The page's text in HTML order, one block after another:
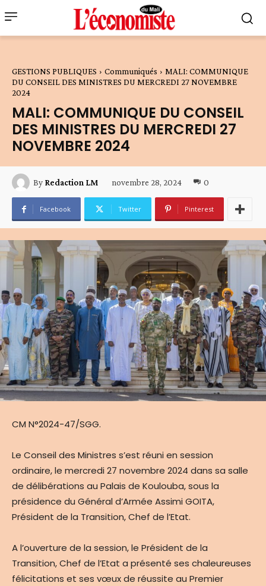
GESTIONS PUBLIQUES Communiqués
MALI: COMMUNIQUE
DU CONSEIL DES MINISTRES DU MERCREDI 27 NOVEMBRE
2024
MALI: COMMUNIQUE DU CONSEIL
DES MINISTRES DU MERCREDI 27
NOVEMBRE 2024
By Redaction LM novembre 28, 2024 0
Facebook Twitter Pinterest
CM N°2024-47/SGG.
Le Conseil des Ministres s’est réuni en session
ordinaire, le mercredi 27 novembre 2024 dans sa salle
de délibérations au Palais de Koulouba, sous la
présidence du Général d’Armée Assimi GOITA,
Président de la Transition, Chef de l’Etat.
A l’ouverture de la session, le Président de la
Transition, Chef de l’Etat a présenté ses chaleureuses
félicitations et ses vœux de réussite au Premier